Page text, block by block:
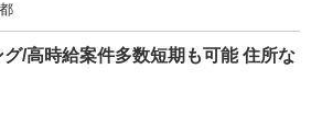
/高時給案件多数短期も可能 住所な